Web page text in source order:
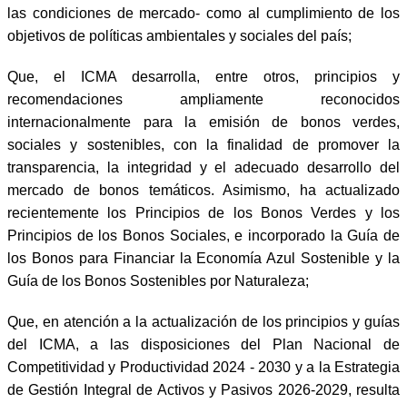
las condiciones de mercado- como al cumplimiento de los
objetivos de políticas ambientales y sociales del país;
Que, el ICMA desarrolla, entre otros, principios y
recomendaciones ampliamente reconocidos
internacionalmente para la emisión de bonos verdes,
sociales y sostenibles, con la finalidad de promover la
transparencia, la integridad y el adecuado desarrollo del
mercado de bonos temáticos. Asimismo, ha actualizado
recientemente los Principios de los Bonos Verdes y los
Principios de los Bonos Sociales, e incorporado la Guía de
los Bonos para Financiar la Economía Azul Sostenible y la
Guía de los Bonos Sostenibles por Naturaleza;
Que, en atención a la actualización de los principios y guías
del ICMA, a las disposiciones del Plan Nacional de
Competitividad y Productividad 2024 - 2030 y a la Estrategia
de Gestión Integral de Activos y Pasivos 2026-2029, resulta